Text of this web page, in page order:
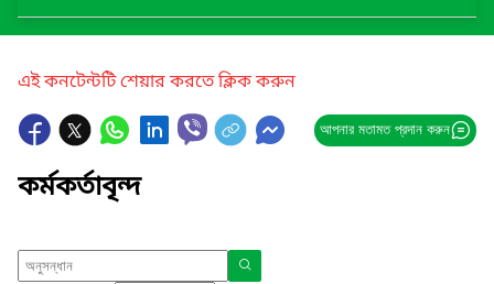
এই কনটেন্টটি শেয়ার করতে ক্লিক করুন
আপনার মতামত প্রদান করুন
কর্মকর্তাবৃন্দ